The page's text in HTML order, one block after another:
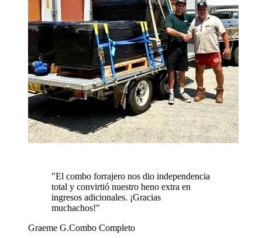
"El combo forrajero nos dio independencia
total y convirtió nuestro heno extra en
ingresos adicionales. ¡Gracias
muchachos!"
Graeme G.Combo Completo